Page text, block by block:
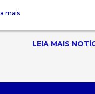
mais
LEIA MAIS